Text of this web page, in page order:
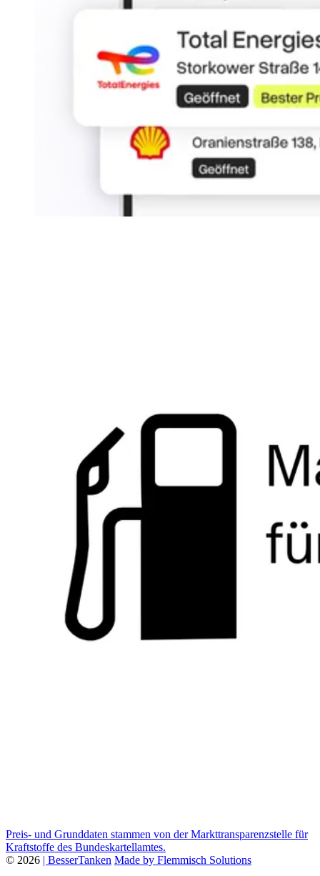
Preis- und Grunddaten stammen von der Markttransparenzstelle für
Kraftstoffe des Bundeskartellamtes.
© 2026 | BesserTanken Made by Flemmisch Solutions